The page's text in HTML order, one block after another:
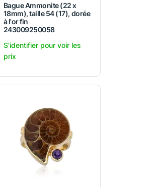
Bague Ammonite (22 x
18mm), taille 54 (17), dorée
à l'or fin
243009250058
S'identifier pour voir les
prix